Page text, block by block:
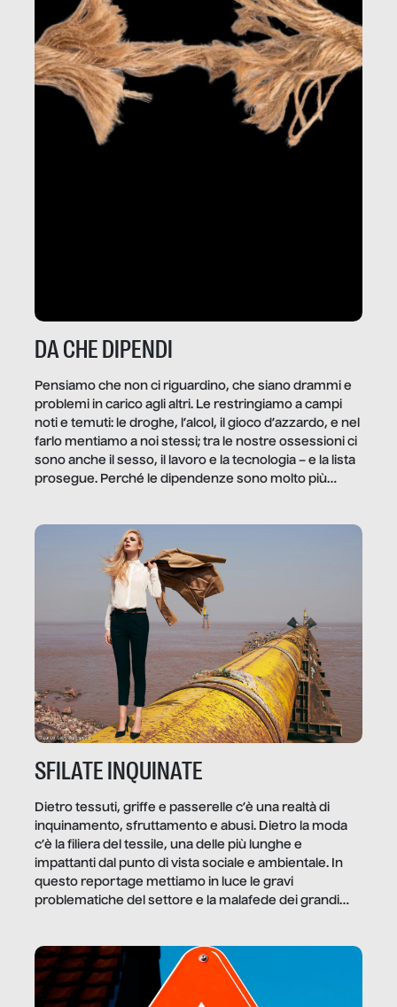
DA CHE DIPENDI
Pensiamo che non ci riguardino, che siano drammi e
problemi in carico agli altri. Le restringiamo a campi
noti e temuti: le droghe, l’alcol, il gioco d’azzardo, e nel
farlo mentiamo a noi stessi; tra le nostre ossessioni ci
sono anche il sesso, il lavoro e la tecnologia – e la lista
prosegue. Perché le dipendenze sono molto più
trae un guadagno. In questo reportage vediamo
quale e come.
SFILATE INQUINATE
Dietro tessuti, griffe e passerelle c’è una realtà di
inquinamento, sfruttamento e abusi. Dietro la moda
c’è la filiera del tessile, una delle più lunghe e
impattanti dal punto di vista sociale e ambientale. In
questo reportage mettiamo in luce le gravi
problematiche del settore e la malafede dei grandi